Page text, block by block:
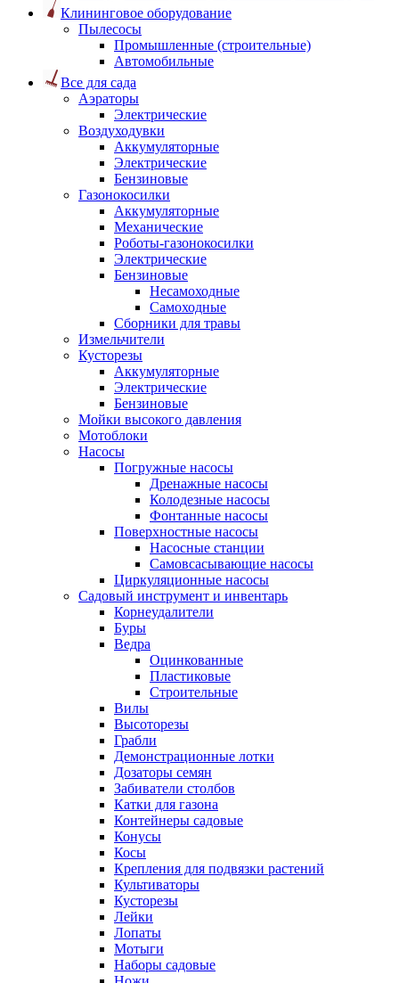
Клининговое оборудование
Пылесосы
Промышленные (строительные)
Автомобильные
Все для сада
Аэраторы
Электрические
Воздуходувки
Аккумуляторные
Электрические
Бензиновые
Газонокосилки
Аккумуляторные
Механические
Роботы-газонокосилки
Электрические
Бензиновые
Несамоходные
Самоходные
Сборники для травы
Измельчители
Кусторезы
Аккумуляторные
Электрические
Бензиновые
Мойки высокого давления
Мотоблоки
Насосы
Погружные насосы
Дренажные насосы
Колодезные насосы
Фонтанные насосы
Поверхностные насосы
Насосные станции
Самовсасывающие насосы
Циркуляционные насосы
Садовый инструмент и инвентарь
Корнеудалители
Буры
Ведра
Оцинкованные
Пластиковые
Строительные
Вилы
Высоторезы
Грабли
Демонстрационные лотки
Дозаторы семян
Забиватели столбов
Катки для газона
Контейнеры садовые
Конусы
Косы
Крепления для подвязки растений
Культиваторы
Кусторезы
Лейки
Лопаты
Мотыги
Наборы садовые